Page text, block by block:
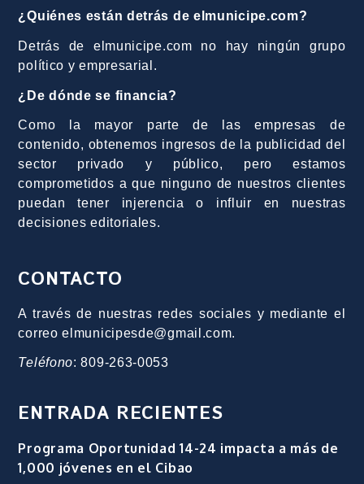
¿Quiénes están detrás de elmunicipe.com?
Detrás de elmunicipe.com no hay ningún grupo
político y empresarial.
¿De dónde se financia?
Como la mayor parte de las empresas de
contenido, obtenemos ingresos de la publicidad del
sector privado y público, pero estamos
comprometidos a que ninguno de nuestros clientes
puedan tener injerencia o influir en nuestras
decisiones editoriales.
CONTACTO
A través de nuestras redes sociales y mediante el
correo elmunicipesde@gmail.com.
Teléfono: 809-263-0053
ENTRADA RECIENTES
Programa Oportunidad 14-24 impacta a más de
1,000 jóvenes en el Cibao